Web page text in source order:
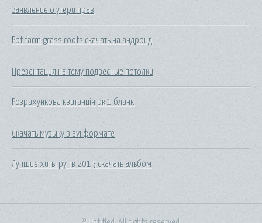
Заявление о утери прав
Pot farm grass roots скачать на андроид
Презентация на тему подвесные потолки
Розрахункова квитанція рк 1 бланк
Скачать музыку в avi формате
Лучшие хиты ру тв 2015 скачать альбом